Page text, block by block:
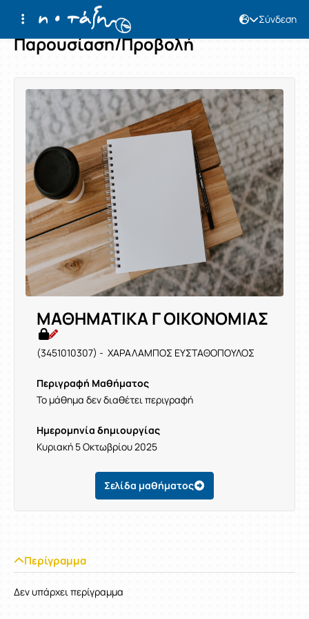
Σύνδεση
Παρουσίαση/Προβολή
ΜΑΘΗΜΑΤΙΚΑ Γ ΟΙΚΟΝΟΜΙΑΣ
(3451010307) - ΧΑΡΑΛΑΜΠΟΣ ΕΥΣΤΑΘΟΠΟΥΛΟΣ
Περιγραφή Μαθήματος
Το μάθημα δεν διαθέτει περιγραφή
Ημερομηνία δημιουργίας
Κυριακή 5 Οκτωβρίου 2025
Σελίδα μαθήματος
Περίγραμμα
Δεν υπάρχει περίγραμμα